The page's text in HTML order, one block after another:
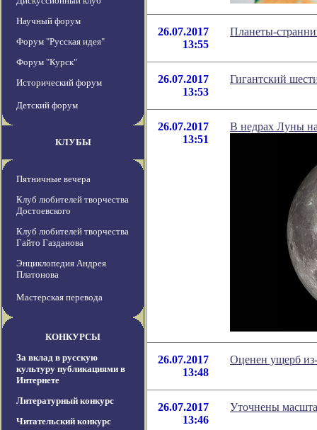
Научный форум
Форум "Русская идея"
Форум "Курск"
Исторический форум
Детский форум
КЛУБЫ
Пятничные вечера
Клуб любителей творчества
Достоевского
Клуб любителей творчества
Гайто Газданова
Энциклопедия Андрея
Платонова
Мастерская перевода
КОНКУРСЫ
За вклад в русскую
культуру публикациями в
Интернете
Литературный конкурс
Читательский конкурс
26.07.2017
13:55
Планеты-
26.07.2017
13:53
Гигантский
26.07.2017
13:51
В недрах Луны
26.07.2017
13:48
Оценен ущерб из-
26.07.2017
13:46
Уточнены